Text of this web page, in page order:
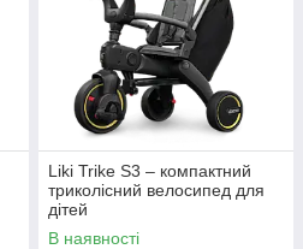
Liki Trike S3 – компактний
триколісний велосипед для
дітей
В наявності